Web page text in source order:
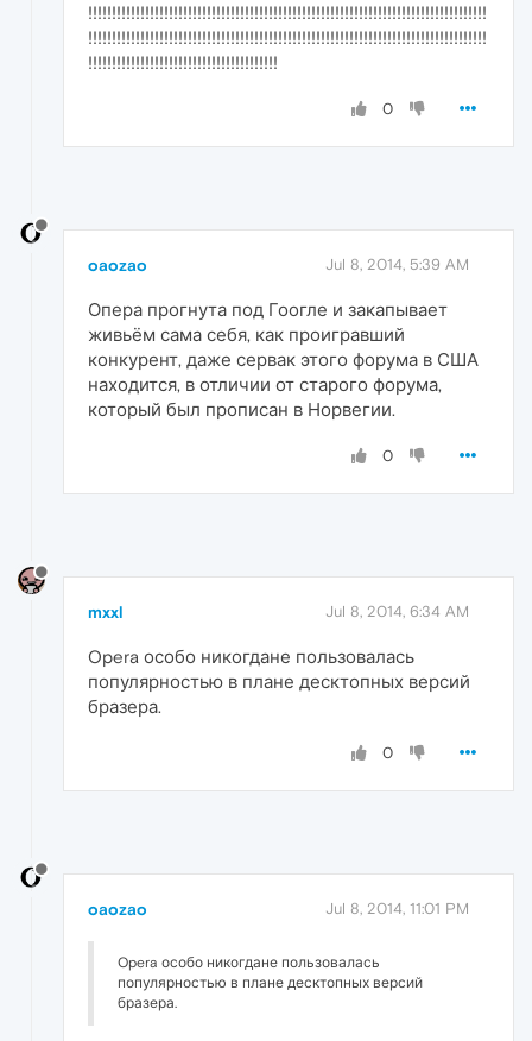
!!!!!!!!!!!!!!!!!!!!!!!!!!!!!!!!!!!!!!!!!!!!!!!!!!!!!!!!!!!!!!!!!!!!!!!!!!!!!!!!!!!!
!!!!!!!!!!!!!!!!!!!!!!!!!!!!!!!!!!!!!!!!!!!!!!!!!!!!!!!!!!!!!!!!!!!!!!!!!!!!!!!!!!!!
!!!!!!!!!!!!!!!!!!!!!!!!!!!!!!!!!!!!!!!!
0
oaozao Jul 8, 2014, 5:39 AM
Опера прогнута под Гоогле и закапывает
живьём сама себя, как проигравший
конкурент, даже сервак этого форума в США
находится, в отличии от старого форума,
который был прописан в Норвегии.
0
mxxl Jul 8, 2014, 6:34 AM
Opera особо никогдане пользовалась
популярностью в плане десктопных версий
бразера.
0
oaozao Jul 8, 2014, 11:01 PM
Opera особо никогдане пользовалась
популярностью в плане десктопных версий
бразера.